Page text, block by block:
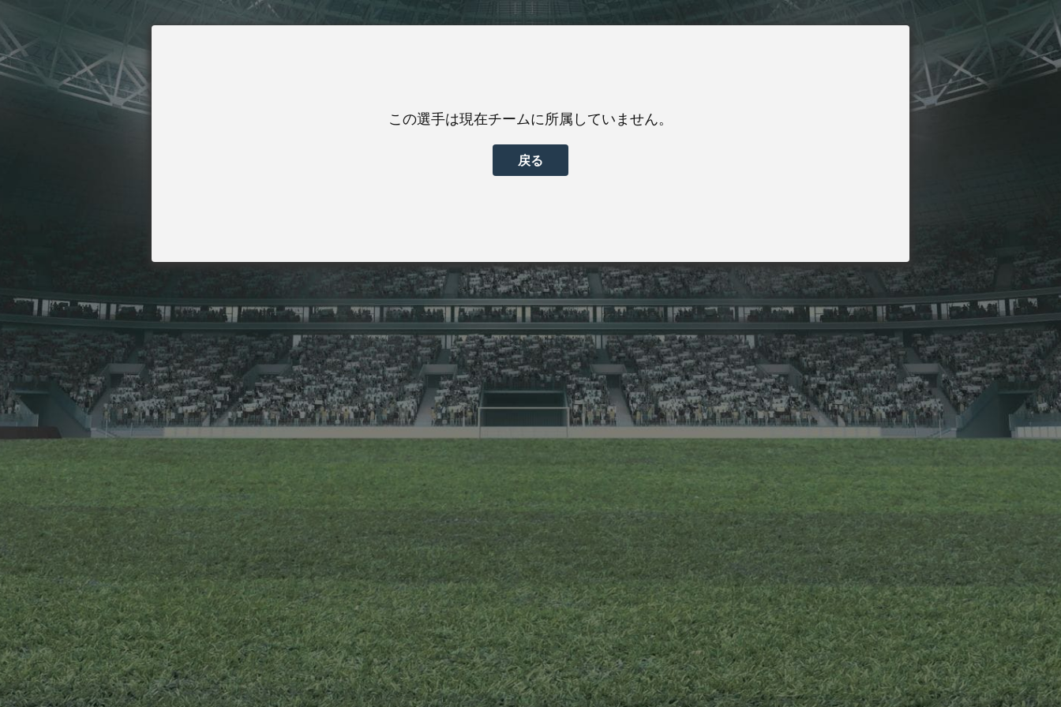
この選手は現在チームに所属していません。
戻る